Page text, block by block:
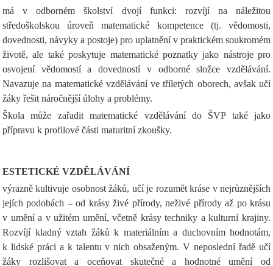
má v odborném školství dvojí funkci: rozvíjí na náležitou
středoškolskou úroveň matematické kompetence (tj. vědomosti,
dovednosti, návyky a postoje) pro uplatnění v praktickém soukromém
životě, ale také poskytuje matematické poznatky jako nástroje pro
osvojení vědomostí a dovedností v odborné složce vzdělávání.
Navazuje na matematické vzdělávání ve tříletých oborech, avšak učí
žáky řešit náročnější úlohy a problémy.
Škola může zařadit matematické vzdělávání do ŠVP také jako
přípravu k profilové části maturitní zkoušky.
ESTETICKÉ VZDĚLÁVÁNÍ
výrazně kultivuje osobnost žáků, učí je rozumět kráse v nejrůznějších
jejích podobách – od krásy živé přírody, neživé přírody až po krásu
v umění a v užitém umění, včetně krásy techniky a kulturní krajiny.
Rozvíjí kladný vztah žáků k materiálním a duchovním hodnotám,
k lidské práci a k talentu v nich obsaženým. V neposlední řadě učí
žáky rozlišovat a oceňovat skutečné a hodnotné umění od